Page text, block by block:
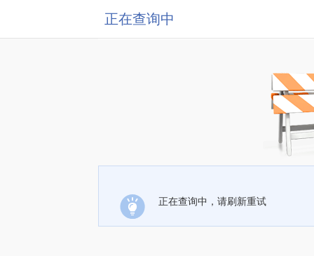
正在查询中
正在查询中，请刷新重试